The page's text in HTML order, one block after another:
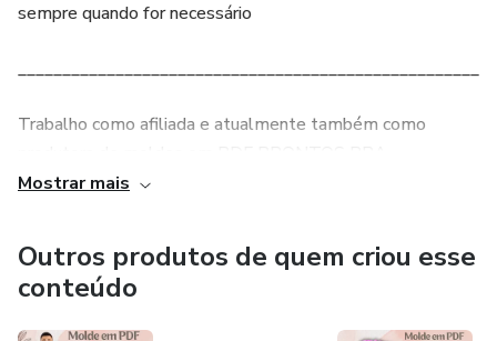
sempre quando for necessário
Trabalho como afiliada e atualmente também como
IMPRESSÃO
Estou sempre prontamente ao atendimento e pra ajudar
Mostrar mais
Outros produtos de quem criou esse
conteúdo